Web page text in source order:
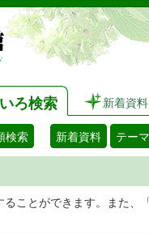
ろ検索 新着資料
検索 新着資料 テー
ことができます。また